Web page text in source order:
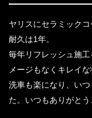
ヤリスにセラミック
耐久は1年。
毎年リフレッシュ施
メージもなくキレイな
洗車も楽になり、い
た。いつもありがとう